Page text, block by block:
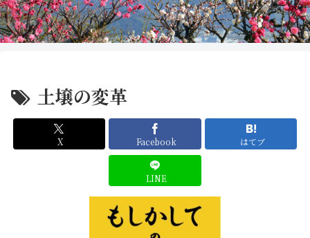
土壌の変革
X Facebook はてブ
LINE